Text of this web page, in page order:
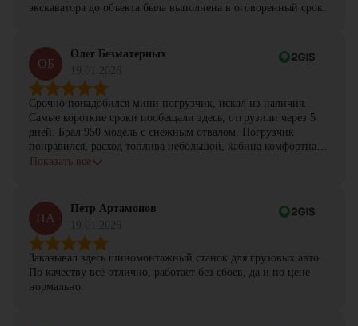
экскаватора до объекта была выполнена в оговоренный срок.
ОБ
Олег Безматерных
Срочно понадобился мини погрузчик, искал из наличия.
Самые короткие сроки пообещали здесь, отгрузили через 5
дней. Брал 950 модель с снежным отвалом. Погрузчик
понравился, расход топлива небольшой, кабина комфортная,
с задачами справляется.
Показать все
ПА
Петр Артамонов
Заказывал здесь шиномонтажный станок для грузовых авто.
По качеству всё отлично, работает без сбоев, да и по цене
нормально.